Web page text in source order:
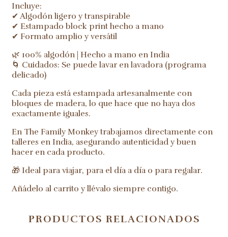
Incluye:
✔ Algodón ligero y transpirable
✔ Estampado block print hecho a mano
✔ Formato amplio y versátil
🌿 100% algodón | Hecho a mano en India
🌀 Cuidados: Se puede lavar en lavadora (programa
delicado)
Cada pieza está estampada artesanalmente con
bloques de madera, lo que hace que no haya dos
exactamente iguales.
En The Family Monkey trabajamos directamente con
talleres en India, asegurando autenticidad y buen
hacer en cada producto.
🎁 Ideal para viajar, para el día a día o para regalar.
Añádelo al carrito y llévalo siempre contigo.
PRODUCTOS RELACIONADOS